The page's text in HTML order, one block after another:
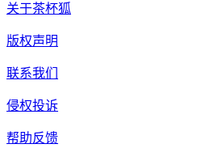
关于茶杯狐
版权声明
联系我们
侵权投诉
帮助反馈